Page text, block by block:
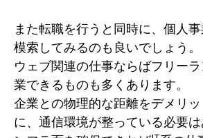
また転職を行うと同時に、個人
模索してみるのも良いでしょう。
ウェブ関連の仕事ならばフリー
業できるものも多くあります。
企業との物理的な距離をデメリ
に、通信環境が整っている必要